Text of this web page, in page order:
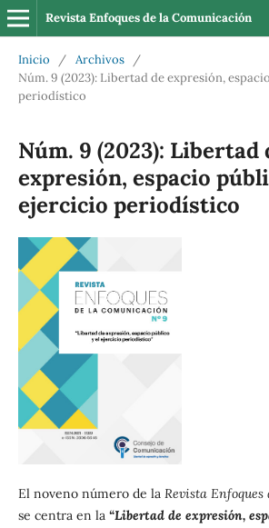
Revista Enfoques de la Comunicación
Inicio / Archivos
/
Núm. 9 (2023): Libertad de expresión,
periodístico
Núm. 9 (2023): Libertad
expresión, espacio
ejercicio periodístico
El noveno número de la Revista
se centra en la “Libertad de expresión,